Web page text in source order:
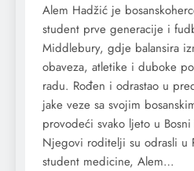
Alem Hadžić je
student prve generacije i
Middlebury, gdje balansira
obaveza, atletike i duboke
radu. Rođen i odrastao u
jake veze sa svojim
provodeći svako ljeto u
Njegovi roditelji su odrasli u
student medicine, Alem…